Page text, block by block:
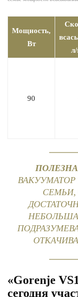
Мощность,
Вт
90
СЕМЬИ,
«Gorenje
сегодня